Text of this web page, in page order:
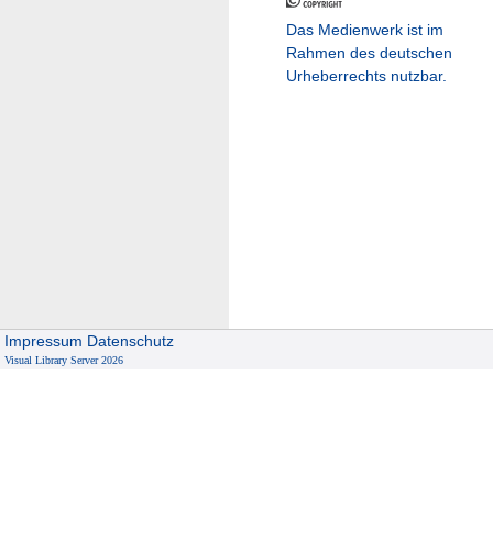
Das Medienwerk ist im
Rahmen des deutschen
Urheberrechts nutzbar.
Impressum Datenschutz
Visual Library Server 2026